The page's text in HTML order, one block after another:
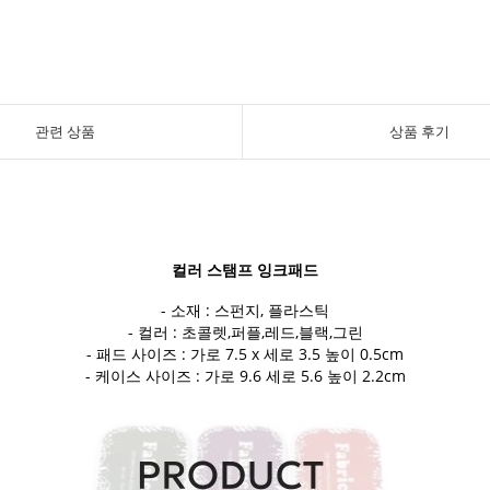
관련 상품 상품 후기
컬러 스탬프 잉크패드
- 소재 : 스펀지, 플라스틱
- 컬러 : 초콜렛,퍼플,레드,블랙,그린
- 패드 사이즈 : 가로 7.5 x 세로 3.5 높이 0.5cm
- 케이스 사이즈 : 가로 9.6 세로 5.6 높이 2.2cm